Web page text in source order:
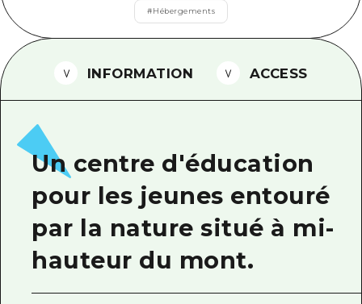
Guide bénévole
Informations sur le transport en
Brochure touristique
#Hébergements
INFORMATION ACCESS
Un centre d'éducation
pour les jeunes entouré
par la nature situé à mi-
hauteur du mont.